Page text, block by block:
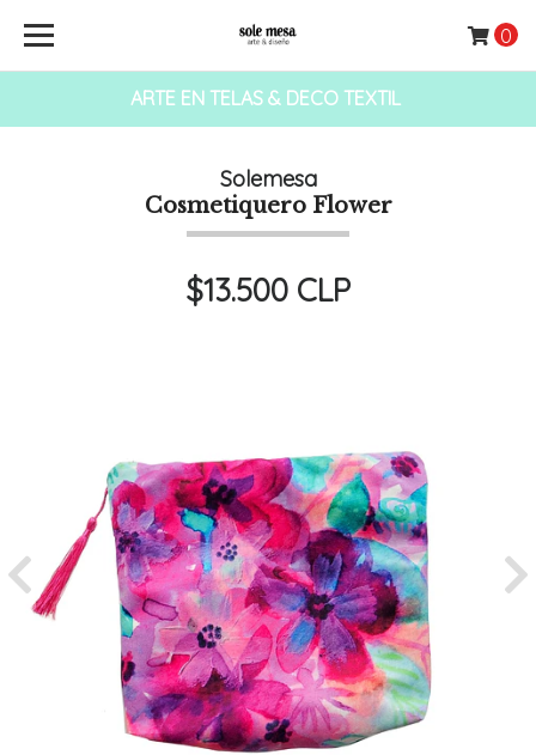
ARTE EN TELAS & DECO TEXTIL
0
Solemesa
Cosmetiquero Flower
$13.500 CLP
Previous